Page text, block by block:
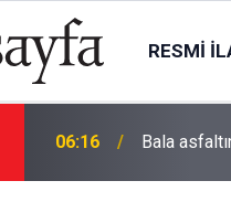
RESMI
06:06 AK Partili